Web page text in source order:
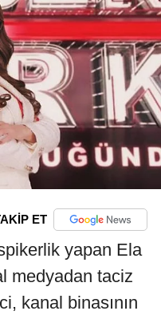
ET
yapan Ela
medyadan taciz
kanal binasının